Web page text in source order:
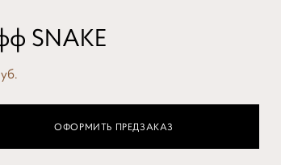
SNAKE
ОФОРМИТЬ ПРЕДЗАКАЗ